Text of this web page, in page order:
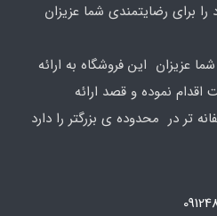
برای رضایتمندی شما عزیزان
عزیزان این فروشگاه به ارائه
نموده و قصد ارائه
تر در محدوده ی بزرگتر را دارد